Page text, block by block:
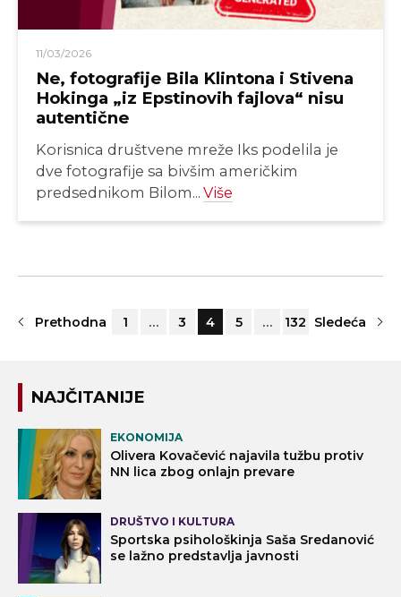
11/03/2026
Ne, fotografije Bila Klintona i Stivena
Hokinga „iz Epstinovih fajlova“ nisu
autentične
Korisnica društvene mreže Iks podelila je
dve fotografije sa bivšim američkim
predsednikom Bilom... Više
Prethodna 1 … 3 4 5 … 132 Sledeća
NAJČITANIJE
EKONOMIJA
Olivera Kovačević najavila tužbu protiv
NN lica zbog onlajn prevare
DRUŠTVO I KULTURA
Sportska psihološkinja Saša Sredanović
se lažno predstavlja javnosti